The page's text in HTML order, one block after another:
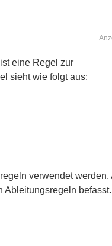
eine Regel zur
sieht wie folgt aus:
verwendet
Ableitungsregeln befasst.